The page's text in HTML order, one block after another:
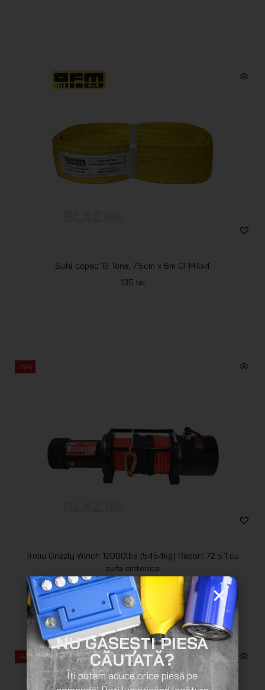
Sufa copac 12 Tone, 7.5cm x 6m OFM4x4
135 lei
-5%
Troliu Grizzly Winch 12000lbs (5454kg) Raport 72.5:1 cu
sufa sintetica
3.155
lei 2.997lei
-5%
NU GĂSEȘTI PIESA
CĂUTATĂ?
Îți putem aduce orice piesă pe